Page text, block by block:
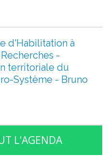
d'Habilitation à
-
territoriale du
Système - Bruno
L'AGENDA